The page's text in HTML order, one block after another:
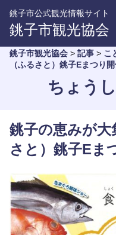
銚子市公式観光情報サイト
銚子市観光協会
銚子市観光協会 > 記事 > こ
（ふるさと）銚子Eまつり開
ちょう
銚子の恵みが大
さと）銚子Eま